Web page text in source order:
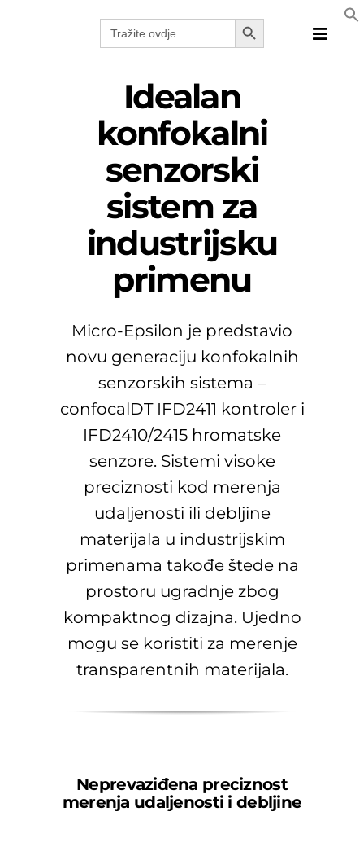
Search
for:
Search Button
Toggle
Idealan
konfokalni
senzorski
sistem za
industrijsku
primenu
Micro-Epsilon je predstavio
novu generaciju konfokalnih
senzorskih sistema –
confocalDT IFD2411 kontroler i
IFD2410/2415 hromatske
senzore. Sistemi visoke
preciznosti kod merenja
udaljenosti ili debljine
materijala u industrijskim
primenama takođe štede na
prostoru ugradnje zbog
kompaktnog dizajna. Ujedno
mogu se koristiti za merenje
transparentnih materijala.
Neprevaziđena preciznost
merenja udaljenosti i debljine